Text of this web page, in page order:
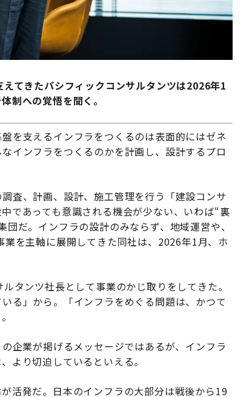
てきたパシフィックコンサルタンツは2026年1
制への覚悟を聞く。
を支えるインフラをつくるのは表面的にはゼネ
インフラをつくるのかを計画し、設計するプロ
査、計画、設計、施工管理を行う「建設コンサ
であっても意識される機会が少ない、いわば“裏
だ。インフラの設計のみならず、地域運営や、
を主軸に展開してきた同社は、2026年1月、ホ
タンツ社長として事業のかじ取りをしてきた。
る」から。「インフラをめぐる問題は、かつて
企業が掲げるメッセージではあるが、インフラ
より切迫しているといえる。
活発だ。日本のインフラの大部分は戦後から19